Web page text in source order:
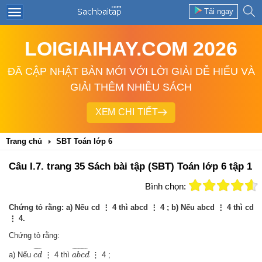
Tải ngay
LOIGIAIHAY.COM 2026
ĐÃ CẬP NHẬT BẢN MỚI VỚI LỜI GIẢI DỄ HIỂU VÀ
GIẢI THÊM NHIỀU SÁCH
XEM CHI TIẾT
Trang chủ SBT Toán lớp 6
Câu I.7. trang 35 Sách bài tập (SBT) Toán lớp 6 tập 1
Bình chọn:
Chứng tỏ rằng: a) Nếu cd ⋮ 4 thì abcd ⋮ 4 ; b) Nếu abcd ⋮ 4 thì cd
⋮ 4.
Chứng tỏ rằng:
a) Nếu
¯¯¯¯¯
cd
cd
⋮ 4 thì
¯¯¯¯¯¯¯¯¯¯
abcd
abcd
⋮ 4 ;